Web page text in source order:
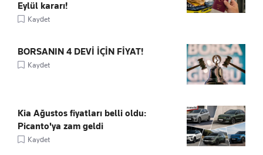
Eylül kararı!
Kaydet
BORSANIN 4 DEVİ İÇİN FİYAT!
Kaydet
Kia Ağustos fiyatları belli oldu:
Picanto'ya zam geldi
Kaydet